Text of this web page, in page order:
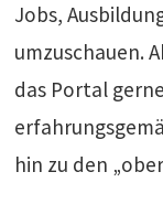
Jobs,
umzuschauen.
das Portal
hin zu den